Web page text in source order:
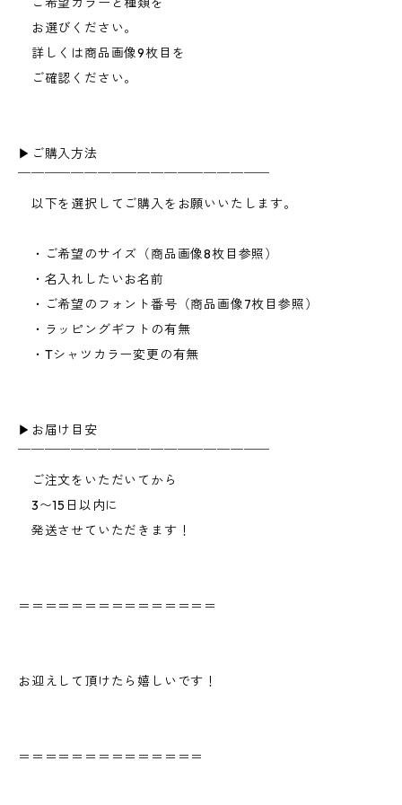
お選びください。
詳しくは商品画像9枚目を
ご確認ください。
▶︎ご購入方法
￣￣￣￣￣￣￣￣￣￣￣￣￣￣￣￣￣￣￣
以下を選択してご購入をお願いいたします。
・ご希望のサイズ（商品画像8枚目参照）
・名入れしたいお名前
・ご希望のフォント番号（商品画像7枚目参照）
・ラッピングギフトの有無
・Tシャツカラー変更の有無
▶︎お届け目安
￣￣￣￣￣￣￣￣￣￣￣￣￣￣￣￣￣￣￣
ご注文をいただいてから
3〜15日以内に
発送させていただきます！
＝＝＝＝＝＝＝＝＝＝＝＝＝＝＝
お迎えして頂けたら嬉しいです！
＝＝＝＝＝＝＝＝＝＝＝＝＝＝